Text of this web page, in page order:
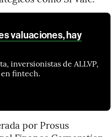
valuaciones, hay
inversionistas de ALLVP,
fintech.
por Prosus